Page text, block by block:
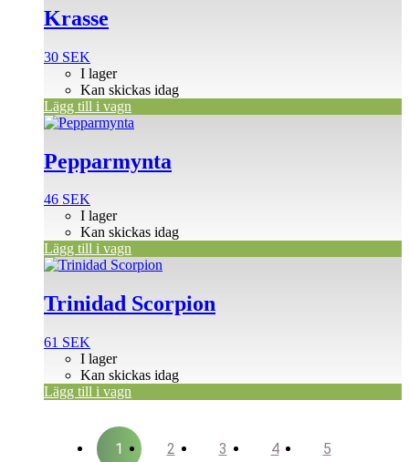
Krasse
30 SEK
I lager
Kan skickas idag
Lägg till i vagn
Pepparmynta
46 SEK
I lager
Kan skickas idag
Lägg till i vagn
Trinidad Scorpion
61 SEK
I lager
Kan skickas idag
Lägg till i vagn
1 2 3 4 5